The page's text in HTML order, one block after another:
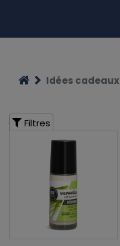
Idées cadeaux
Filtres